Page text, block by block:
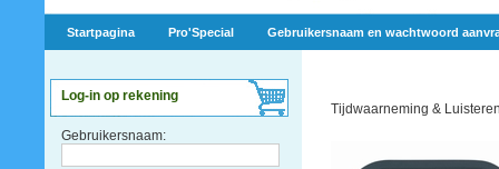
Startpagina Pro'Special Gebruikersnaam en wachtwoord
Log-in op rekening
Gebruikersnaam:
Tijdwaarneming &